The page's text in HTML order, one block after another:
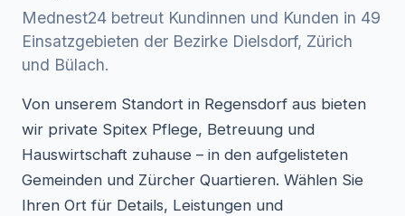
Mednest24 betreut Kundinnen und Kunden in 49
Einsatzgebieten der Bezirke Dielsdorf, Zürich
und Bülach.
Von unserem Standort in Regensdorf aus bieten
wir private Spitex Pflege, Betreuung und
Hauswirtschaft zuhause – in den aufgelisteten
Gemeinden und Zürcher Quartieren. Wählen Sie
Ihren Ort für Details, Leistungen und